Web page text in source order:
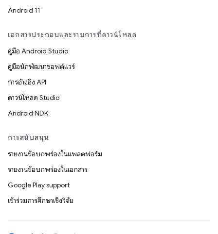
Android 11
เอกสารประกอบและรายการที่ดาวน์โหลด
คู่มือ Android Studio
คู่มือนักพัฒนาซอฟต์แวร์
การอ้างอิง API
ดาวน์โหลด Studio
Android NDK
การสนับสนุน
รายงานข้อบกพร่องในแพลตฟอร์ม
รายงานข้อบกพร่องในเอกสาร
Google Play support
เข้าร่วมการศึกษาเชิงวิจัย